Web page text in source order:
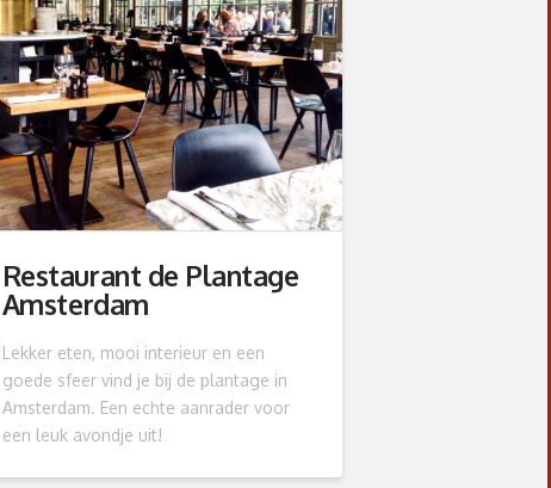
Restaurant de Plantage
Amsterdam
Lekker eten, mooi interieur en een
goede sfeer vind je bij de plantage in
Amsterdam. Een echte aanrader voor
een leuk avondje uit!